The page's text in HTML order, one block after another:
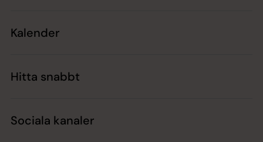
Kalender
Hitta snabbt
Sociala kanaler